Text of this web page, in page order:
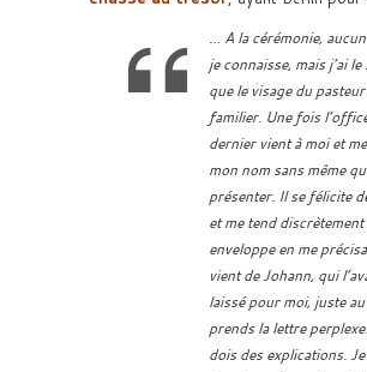
… A la cérémonie,
je connaisse, mais j’ai
que le visage du
familier. Une fois
dernier vient à moi et
mon nom sans même
présenter. Il se félicite
et me tend discrètement
enveloppe en me
vient de Johann, qui
laissé pour moi, juste
prends la lettre
dois des explications. Je